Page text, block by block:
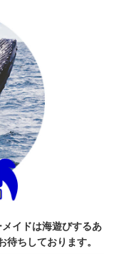
メイドは海遊びするあ
待ちしております。